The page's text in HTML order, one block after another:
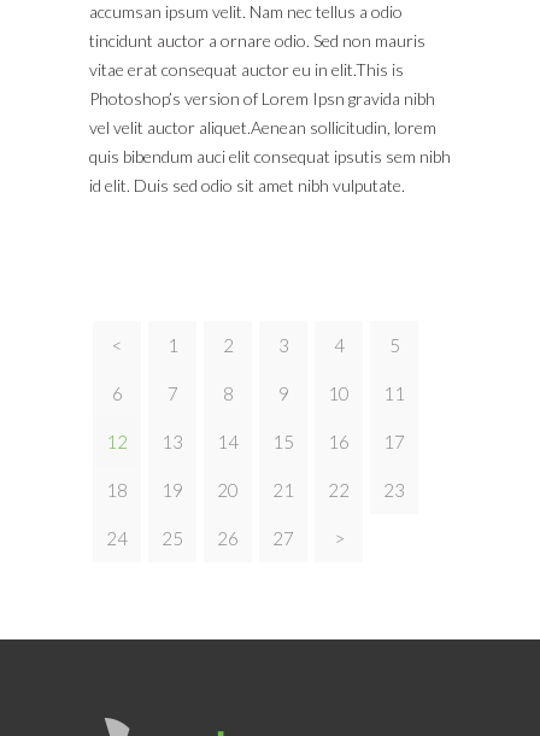
accumsan ipsum velit. Nam nec tellus a odio
tincidunt auctor a ornare odio. Sed non mauris
vitae erat consequat auctor eu in elit.This is
Photoshop’s version of Lorem Ipsn gravida nibh
vel velit auctor aliquet.Aenean sollicitudin, lorem
quis bibendum auci elit consequat ipsutis sem nibh
id elit. Duis sed odio sit amet nibh vulputate.
< 1 2 3 4 5
6 7 8 9 10 11
12 13 14 15 16 17
18 19 20 21 22 23
24 25 26 27 >